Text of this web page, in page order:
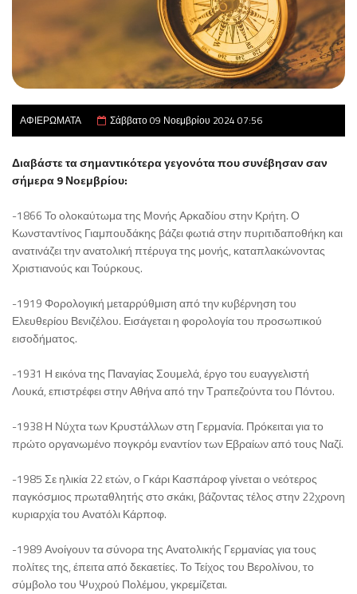
ΑΦΙΕΡΩΜΑΤΑ Σάββατο 09 Νοεμβρίου 2024 07:56
Διαβάστε τα σημαντικότερα γεγονότα που συνέβησαν σαν
σήμερα 9 Νοεμβρίου:
-1866 Το ολοκαύτωμα της Μονής Αρκαδίου στην Κρήτη. Ο
Κωνσταντίνος Γιαμπουδάκης βάζει φωτιά στην πυριτιδαποθήκη και
ανατινάζει την ανατολική πτέρυγα της μονής, καταπλακώνοντας
Χριστιανούς και Τούρκους.
-1919 Φορολογική μεταρρύθμιση από την κυβέρνηση του
Ελευθερίου Βενιζέλου. Εισάγεται η φορολογία του προσωπικού
εισοδήματος.
-1931 Η εικόνα της Παναγίας Σουμελά, έργο του ευαγγελιστή
Λουκά, επιστρέφει στην Αθήνα από την Τραπεζούντα του Πόντου.
-1938 Η Νύχτα των Κρυστάλλων στη Γερμανία. Πρόκειται για το
πρώτο οργανωμένο πογκρόμ εναντίον των Εβραίων από τους Ναζί.
-1985 Σε ηλικία 22 ετών, ο Γκάρι Κασπάροφ γίνεται ο νεότερος
παγκόσμιος πρωταθλητής στο σκάκι, βάζοντας τέλος στην 22χρονη
κυριαρχία του Ανατόλι Κάρποφ.
-1989 Ανοίγουν τα σύνορα της Ανατολικής Γερμανίας για τους
πολίτες της, έπειτα από δεκαετίες. Το Τείχος του Βερολίνου, το
σύμβολο του Ψυχρού Πολέμου, γκρεμίζεται.